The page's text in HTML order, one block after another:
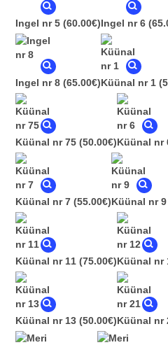
Ingel nr 5 (60.00€)Ingel nr 6
Ingel nr 8 (65.00€)Küünal nr 1
Küünal nr 75 (50.00€)Küünal nr
Küünal nr 7 (55.00€)Küünal nr 9
Küünal nr 11 (75.00€)Küünal nr
Küünal nr 13 (50.00€)Küünal nr